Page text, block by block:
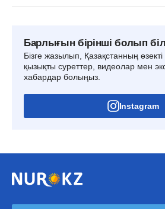
Барлығын бірінші болып
Бізге жазылып, Қазақстанның
қызықты суреттер, видеолар мен
хабардар болыңыз.
Instagram